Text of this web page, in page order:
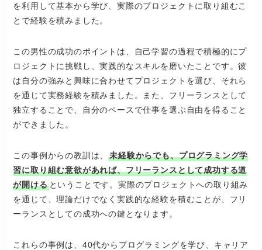
を利用して基本から学び、実際のプロジェクトに取り組むこ
とで経験を積みました。
この男性の成功のポイントは、自己学習の過程で積極的にプ
ロジェクトに挑戦し、実践的なスキルを磨いたことです。彼
は自分の強みと興味に合わせてプロジェクトを選び、それら
を通じて実務経験を積みました。また、フリーランスとして
独立することで、自分のペースで仕事を選ぶ自由を得ること
ができました。
この事例からの教訓は、未経験からでも、プログラミング学
習に取り組む意欲があれば、フリーランスとして成功する道
が開けるということです。実際のプロジェクトへの取り組み
を通じて、理論だけでなく実践的な経験を積むことが、フリ
ーランスとしての成功への鍵となります。
これらの事例は、40代からプログラミングを学び、キャリア